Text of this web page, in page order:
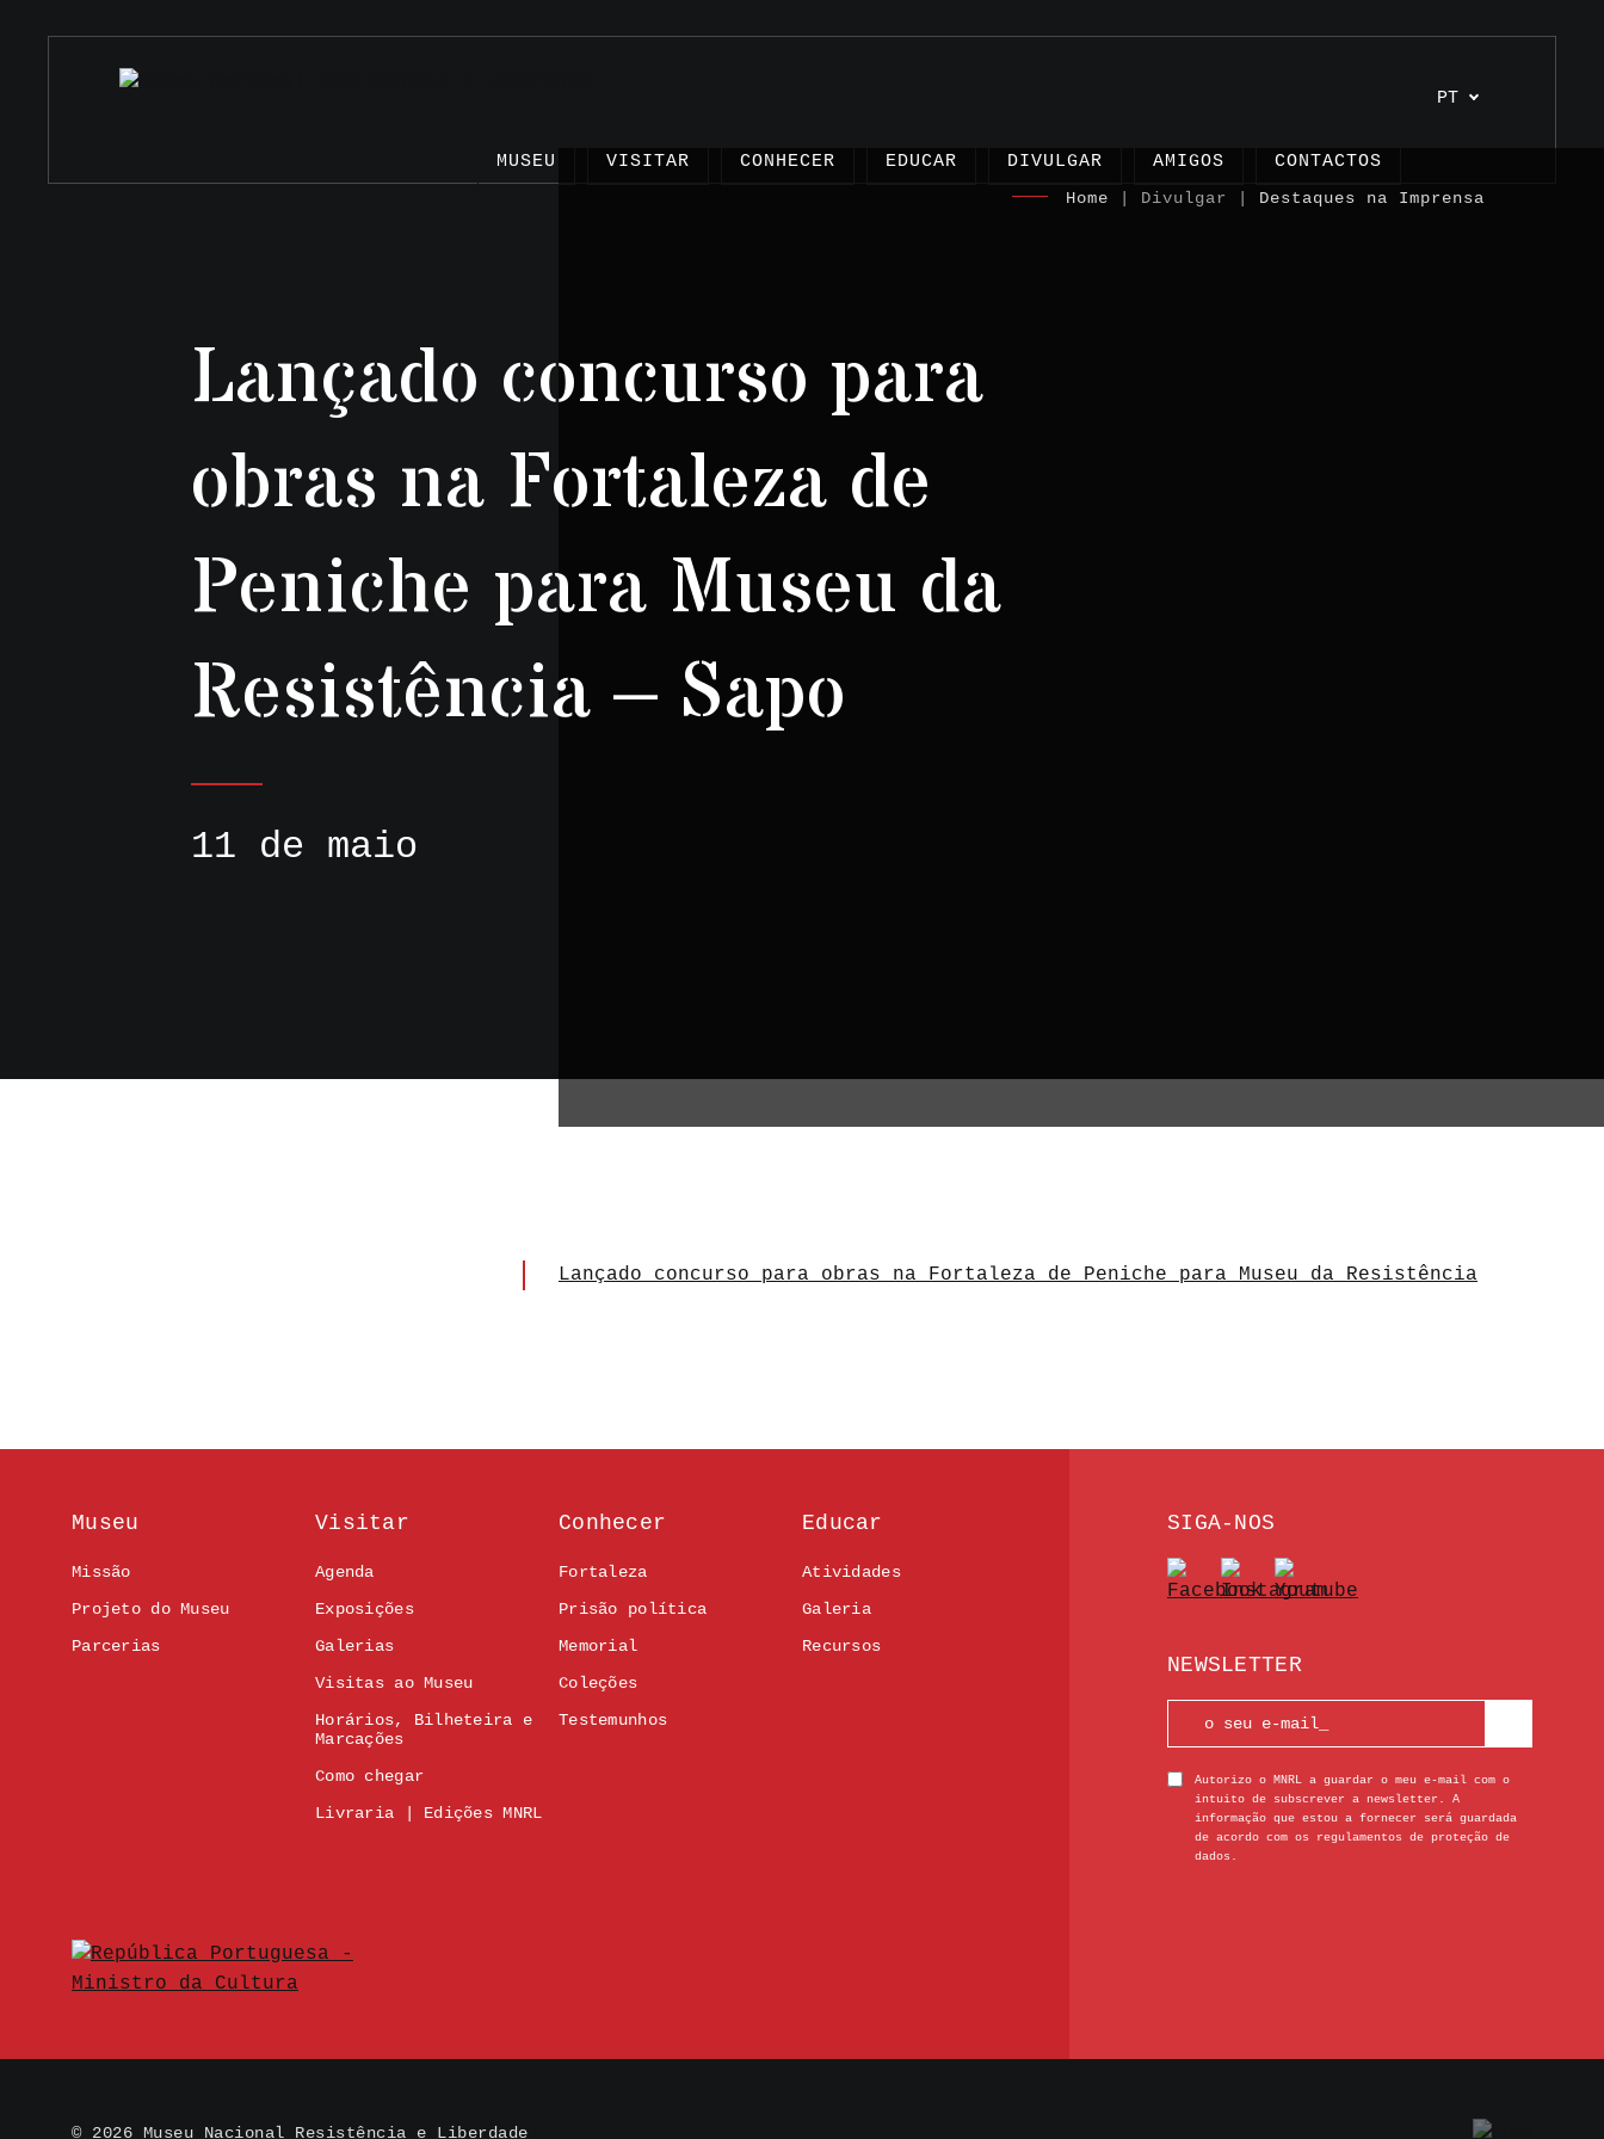
PT
MUSEU VISITAR CONHECER EDUCAR DIVULGAR AMIGOS CONTACTOS
Lançado concurso para
obras na Fortaleza de
Peniche para Museu da
Resistência – Sapo
11 de maio
Home | Divulgar | Destaques na Imprensa
Lançado concurso para obras na Fortaleza de Peniche para Museu da Resistência
Museu
Missão
Projeto do Museu
Parcerias
Visitar
Agenda
Exposições
Galerias
Visitas ao Museu
Horários, Bilheteira e
Marcações
Como chegar
Livraria | Edições MNRL
Conhecer
Fortaleza
Prisão política
Memorial
Coleções
Testemunhos
Educar
Atividades
Galeria
Recursos
SIGA-NOS
NEWSLETTER
Autorizo o MNRL a guardar o meu e-mail com o
intuito de subscrever a newsletter. A
informação que estou a fornecer será guardada
de acordo com os regulamentos de proteção de
dados.
© 2026 Museu Nacional Resistência e Liberdade